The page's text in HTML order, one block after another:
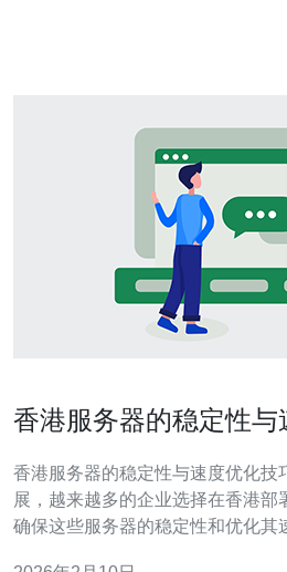
香港服务器的稳定性与
香港服务器的稳定性与速度优化技巧 随着互联网的迅猛
展，越来越多的企业选择在香港部
确保这些服务器的稳定性和优化其